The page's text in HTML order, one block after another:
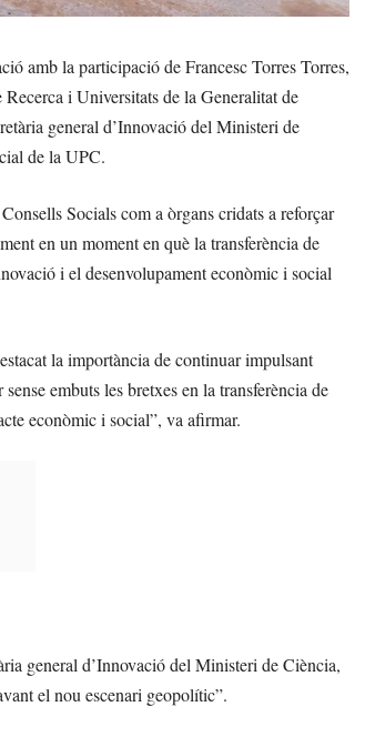
amb la participació de Francesc Torres Torres,
i Universitats de la Generalitat de
general d’Innovació del Ministeri de
de la UPC.
Socials com a òrgans cridats a reforçar
en un moment en què la transferència de
i el desenvolupament econòmic i social
la importància de continuar impulsant
embuts les bretxes en la transferència de
econòmic i social”, va afirmar.
general d’Innovació del Ministeri de Ciència,
el nou escenari geopolític”.